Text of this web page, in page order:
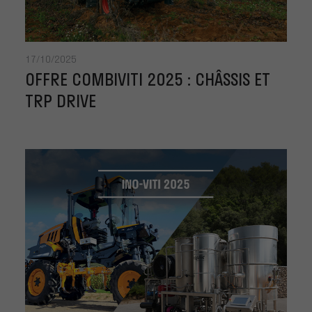
17/10/2025
OFFRE COMBIVITI 2025 : CHÂSSIS ET
TRP DRIVE